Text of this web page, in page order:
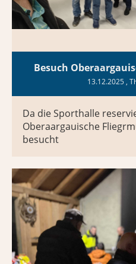
Besuch
13.12.2025 ,
Da die Sporthalle
Oberaargauische
besucht